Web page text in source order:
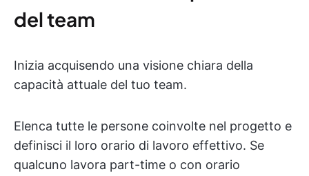
del team
Inizia acquisendo una visione chiara della
capacità attuale del tuo team.
Elenca tutte le persone coinvolte nel progetto e
definisci il loro orario di lavoro effettivo. Se
qualcuno lavora part-time o con orario